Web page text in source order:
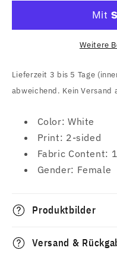
Horizon
Fitted
T-
The
(Green
Fitted
T-
Weitere
Lieferzeit 3 bis 5 Tage
abweichend. Kein Versand
Color: White
Print: 2-sided
Fabric Content:
Gender: Female
Produktbilder
Versand &